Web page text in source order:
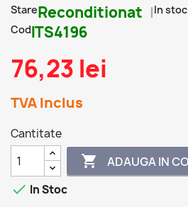
StareReconditionat In stoc
CodITS4196
76,23 lei
TVA Inclus
Cantitate
 ADAUGA IN
 In Stoc